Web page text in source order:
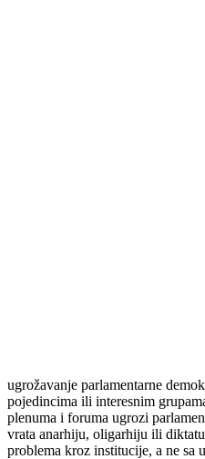
ugrožavanje parlamentarne
pojedincima ili interesnim
plenuma i foruma ugrozi
vrata anarhiju, oligarhiju ili
problema kroz institucije, a ne sa